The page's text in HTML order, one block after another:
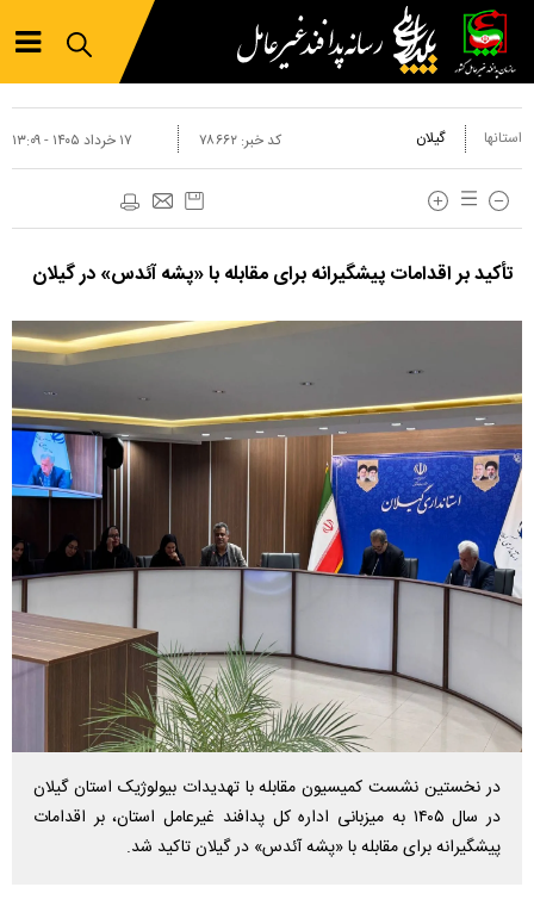
استانها گیلان ۱۷ خرداد ۱۴۰۵ - ۱۳:۰۹ کد خبر: ۷۸۶۶۲
تأکید بر اقدامات پیشگیرانه برای مقابله با «پشه آئدس» در گیلان
در نخستین نشست کمیسیون مقابله با تهدیدات بیولوژیک استان گیلان
در سال ۱۴۰۵ به میزبانی اداره کل پدافند غیرعامل استان، بر اقدامات
پیشگیرانه برای مقابله با «پشه آئدس» در گیلان تاکید شد.